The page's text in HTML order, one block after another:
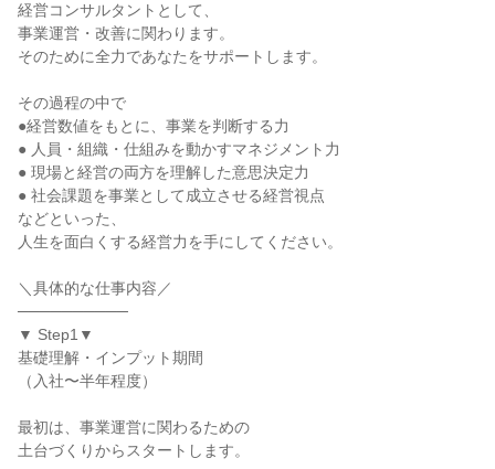
経営コンサルタントとして、
事業運営・改善に関わります。
そのために全力であなたをサポートします。
その過程の中で
●経営数値をもとに、事業を判断する力
● 人員・組織・仕組みを動かすマネジメント力
● 現場と経営の両方を理解した意思決定力
● 社会課題を事業として成立させる経営視点
などといった、
人生を面白くする経営力を手にしてください。
＼具体的な仕事内容／
──────────
▼ Step1▼
基礎理解・インプット期間
（入社〜半年程度）
最初は、事業運営に関わるための
土台づくりからスタートします。